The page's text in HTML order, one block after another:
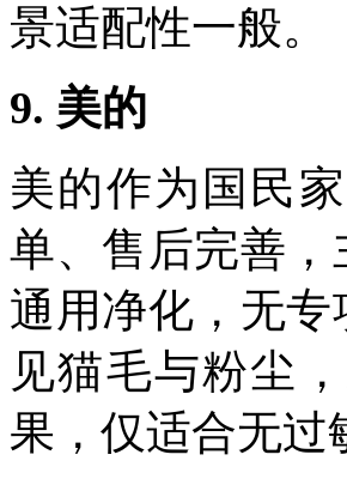
景适配性一般。
9. 美的
美的作为国民
单、售后完善
通用净化，无
见猫毛与粉尘
果，仅适合无过